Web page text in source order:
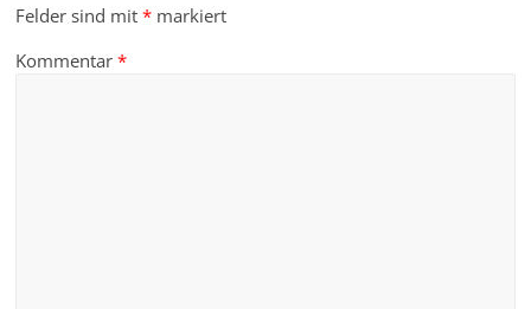
Felder sind mit* markiert
Kommentar*